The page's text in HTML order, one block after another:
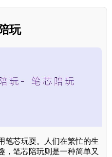
玩
笔芯玩耍。人们在繁忙的生
，笔芯陪玩则是一种简单又